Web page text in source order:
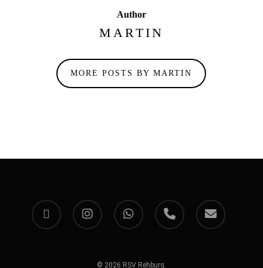
Author
MARTIN
MORE POSTS BY MARTIN
facebook instagram whatsapp phone email
© 2026 RSV Rehburg.